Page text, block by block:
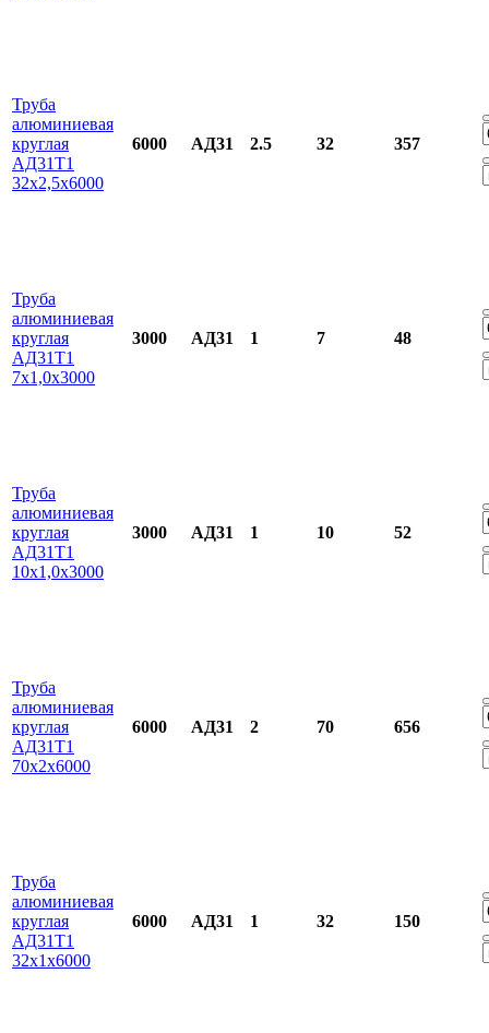
Труба
алюминиевая
круглая
АД31Т1
32х2,5х6000
6000 АД31 2.5 32 357
Труба
алюминиевая
круглая
АД31Т1
7х1,0х3000
3000 АД31 1 7 48
Труба
алюминиевая
круглая
АД31Т1
10х1,0х3000
3000 АД31 1 10 52
Труба
алюминиевая
круглая
АД31Т1
70х2х6000
6000 АД31 2 70 656
Труба
алюминиевая
круглая
АД31Т1
32х1х6000
6000 АД31 1 32 150